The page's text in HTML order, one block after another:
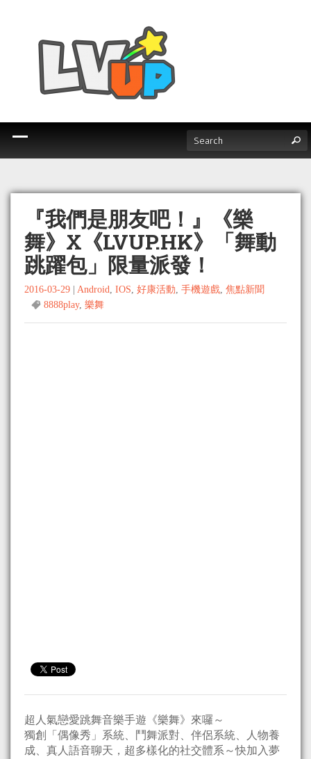
『我們是朋友吧！』《樂
舞》X《LVUP.HK》「舞動
跳躍包」限量派發！
2016-03-29 Android, IOS, 好康活動, 手機遊戲, 焦點新聞
8888play, 樂舞
超人氣戀愛跳舞音樂手遊《樂舞》來囉～
獨創「偶像秀」系統、鬥舞派對、伴侶系統、人物養
成、真人語音聊天，超多樣化的社交體系～快加入夢